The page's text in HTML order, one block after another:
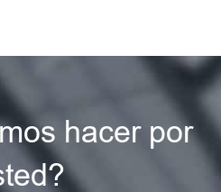
hacer por